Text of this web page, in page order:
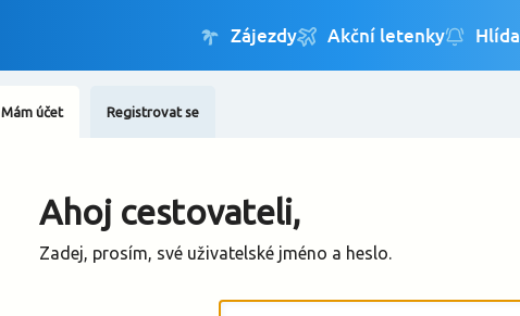
Mám účet Registrovat se
Ahoj cestovateli,
Zadej, prosím, své uživatelské jméno a heslo.